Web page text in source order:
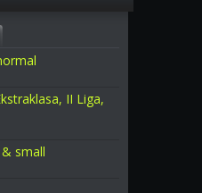
II Liga,
small